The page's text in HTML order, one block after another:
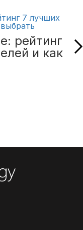
рейтинг
и как